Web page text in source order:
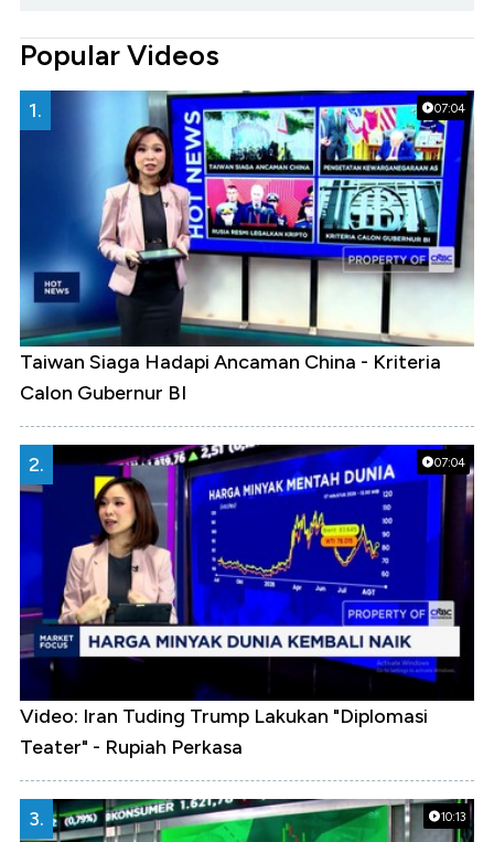
Popular Videos
07:04
1.
Taiwan Siaga Hadapi Ancaman China - Kriteria
Calon Gubernur BI
07:04
2.
Video: Iran Tuding Trump Lakukan "Diplomasi
Teater" - Rupiah Perkasa
10:13
3.